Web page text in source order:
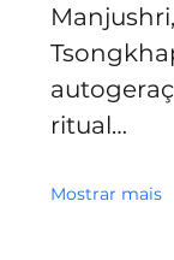
ritual…
Mostrar mais